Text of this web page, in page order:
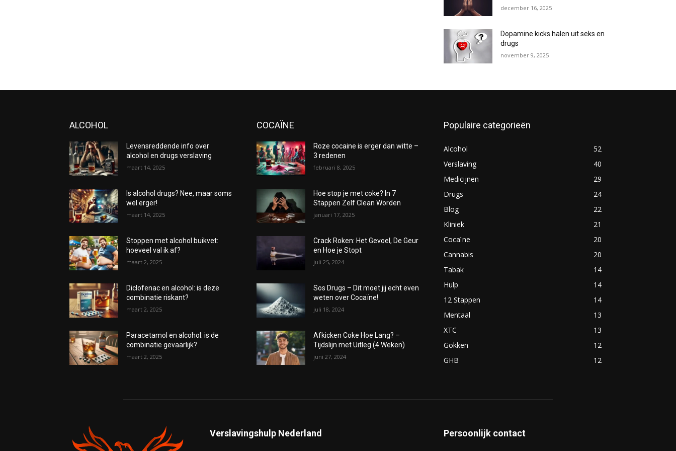
december 16, 2025
Dopamine kicks halen uit seks en
drugs
november 9, 2025
ALCOHOL
Levensreddende info over
alcohol en drugs verslaving
maart 14, 2025
Is alcohol drugs? Nee, maar soms
wel erger!
maart 14, 2025
Stoppen met alcohol buikvet:
hoeveel val ik af?
maart 2, 2025
Diclofenac en alcohol: is deze
combinatie riskant?
maart 2, 2025
Paracetamol en alcohol: is de
combinatie gevaarlijk?
maart 2, 2025
COCAÏNE
Roze cocaine is erger dan witte –
3 redenen
februari 8, 2025
Hoe stop je met coke? In 7
Stappen Zelf Clean Worden
januari 17, 2025
Crack Roken: Het Gevoel, De Geur
en Hoe je Stopt
juli 25, 2024
Sos Drugs – Dit moet jij echt even
weten over Cocaïne!
juli 18, 2024
Afkicken Coke Hoe Lang? –
Tijdslijn met Uitleg (4 Weken)
juni 27, 2024
Populaire categorieën
Alcohol
52
Verslaving
40
Medicijnen
29
Drugs
24
Blog
22
Kliniek
21
Cocaïne
20
Cannabis
20
Tabak
14
Hulp
14
12 Stappen
14
Mentaal
13
XTC
13
Gokken
12
GHB
12
Verslavingshulp Nederland Persoonlijk contact